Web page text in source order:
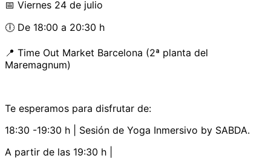
📅 Viernes 24 de julio
🕕 De 18:00 a 20:30 h
📍 Time Out Market Barcelona (2ª planta del
Maremagnum)
Te esperamos para disfrutar de:
18:30 -19:30 h | Sesión de Yoga Inmersivo by SABDA.
A partir de las 19:30 h |